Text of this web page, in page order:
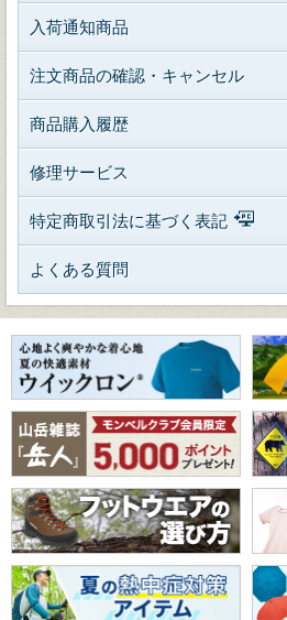
入荷通知商品
注文商品の確認・キャンセル
商品購入履歴
修理サービス
特定商取引法に基づく表記
よくある質問